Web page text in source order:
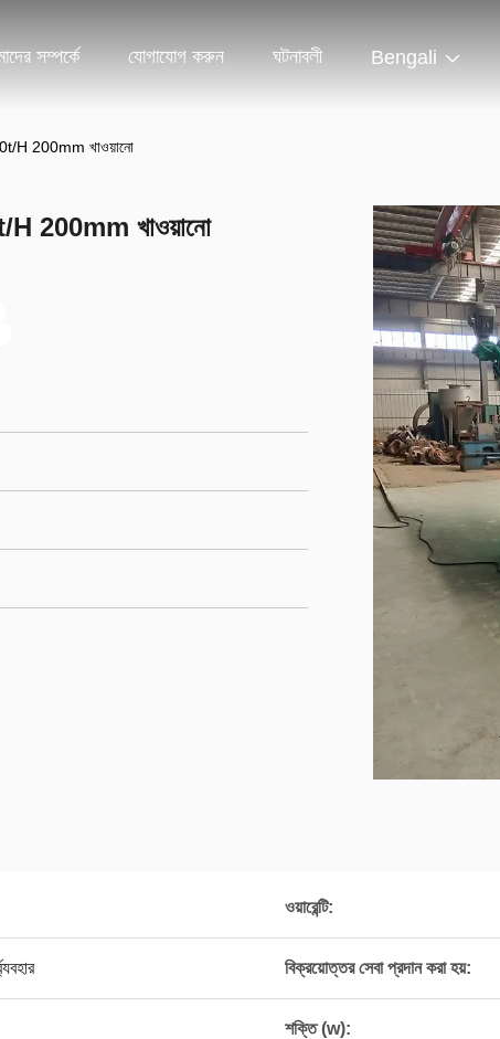
সম্পর্কে যোগাযোগ করুন ঘটনাবলী Bengali
H 200mm খাওয়ানো
H 200mm খাওয়ানো
ওয়ারেন্টি:
বিক্রয়োত্তর সেবা প্রদান করা হয়:
শক্তি (w):